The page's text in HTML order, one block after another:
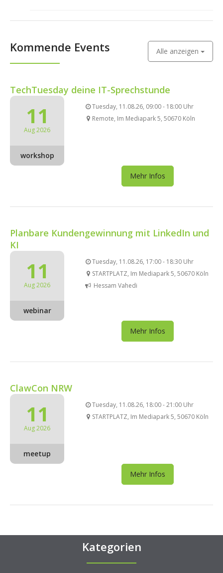
Kommende Events Alle anzeigen
TechTuesday deine IT-Sprechstunde
11
Aug 2026
workshop
Tuesday, 11.08.26, 09:00 - 18:00 Uhr
Remote, Im Mediapark 5, 50670 Köln
Mehr Infos
Planbare Kundengewinnung mit LinkedIn und
KI
11
Aug 2026
webinar
Tuesday, 11.08.26, 17:00 - 18:30 Uhr
STARTPLATZ, Im Mediapark 5, 50670 Köln
Hessam Vahedi
Mehr Infos
ClawCon NRW
11
Aug 2026
meetup
Tuesday, 11.08.26, 18:00 - 21:00 Uhr
STARTPLATZ, Im Mediapark 5, 50670 Köln
Mehr Infos
Kategorien